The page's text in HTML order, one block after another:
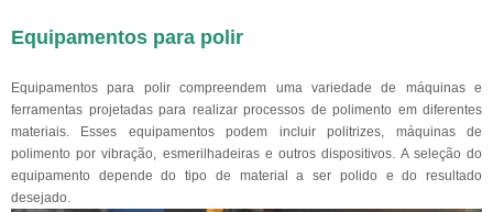
Equipamentos para polir
Equipamentos para polir compreendem uma variedade de máquinas e
ferramentas projetadas para realizar processos de polimento em diferentes
materiais. Esses equipamentos podem incluir politrizes, máquinas de
polimento por vibração, esmerilhadeiras e outros dispositivos. A seleção do
equipamento depende do tipo de material a ser polido e do resultado
desejado.